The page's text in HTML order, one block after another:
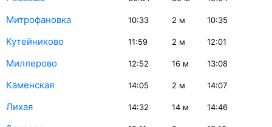
Митрофановка 10:33 2 м 10:35
Кутейниково 11:59 2 м 12:01
Миллерово 12:52 16 м 13:08
Каменская 14:05 2 м 14:07
Лихая 14:32 14 м 14:46